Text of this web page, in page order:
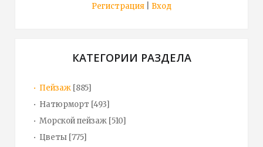
Регистрация
Вход
КАТЕГОРИИ РАЗДЕЛА
Пейзаж [885]
Натюрморт [493]
Морской пейзаж [510]
Цветы [775]